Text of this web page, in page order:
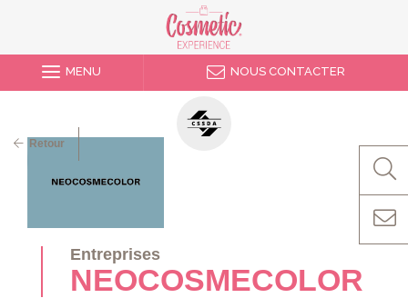
MENU NOUS CONTACTER
Entreprises
NEOCOSMECOLOR
Retour